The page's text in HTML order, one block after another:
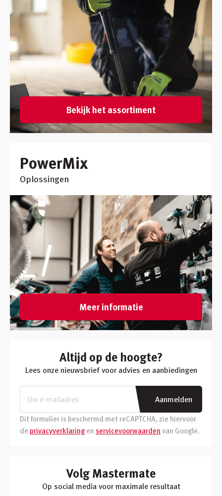
Bekijk het assortiment
PowerMix
Oplossingen
Meer informatie
Altijd op de hoogte?
Lees onze nieuwsbrief voor advies en aanbiedingen
Aanmelden
Dit formulier is beschermd met reCAPTCHA, zie hiervoor
de privacyverklaringen servicevoorwaardenvan Google.
Volg Mastermate
Op social media voor maximale resultaat